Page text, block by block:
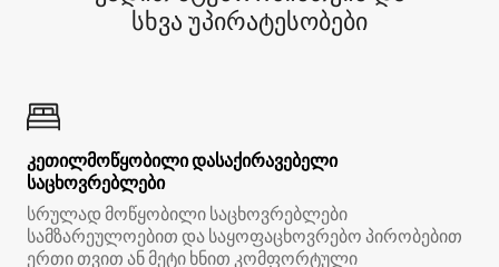
სხვა უპირატესობები
კეთილმოწყობილი დასაქირავებელი
საცხოვრებლები
სრულად მოწყობილი საცხოვრებლები
სამზარეულოებით და საყოფაცხოვრებო პირობებით
ერთი თვით ან მეტი ხნით კომფორტული